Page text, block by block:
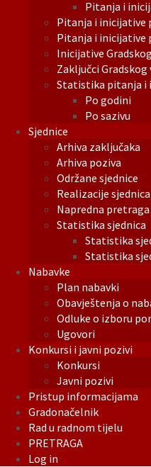
Pitanja i
Pitanja i inicijative
Pitanja i inicijative
Inicijative
Zaključci Gradskog
Statistika pitanja i
Po godini
Po sazivu
Sjednice
Arhiva zaključaka
Arhiva poziva
Održane sjednice
Realizacije sjednica
Napredna pretraga
Statistika sjednica
Statistika
Statistika
Nabavke
Plan nabavki
Obavještenja o
Odluke o izboru
Ugovori
Konkursi i javni pozivi
Konkursi
Javni pozivi
Pristup informacijama
Gradonačelnik
Rad u radnom tijelu
PRETRAGA
Log in